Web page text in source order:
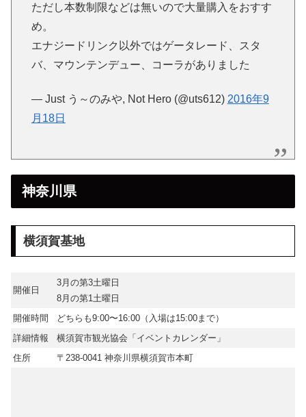
ただし本数制限などは無いので大量購入をおすす
め。
エナジードリンク以外ではゲータレード、スタ
バ、マウンテンデュー、コーラがありました
— Just う～のみや, Not Hero (@uts612) 2016年9
月18日
神奈川県
横須賀基地
開催日
3月の第3土曜日
8月の第1土曜日
開催時間
どちらも9:00〜16:00（入場は15:00まで）
詳細情報
横須賀市観光協会「イベントカレンダー」
住所
〒238-0041 神奈川県横須賀市本町